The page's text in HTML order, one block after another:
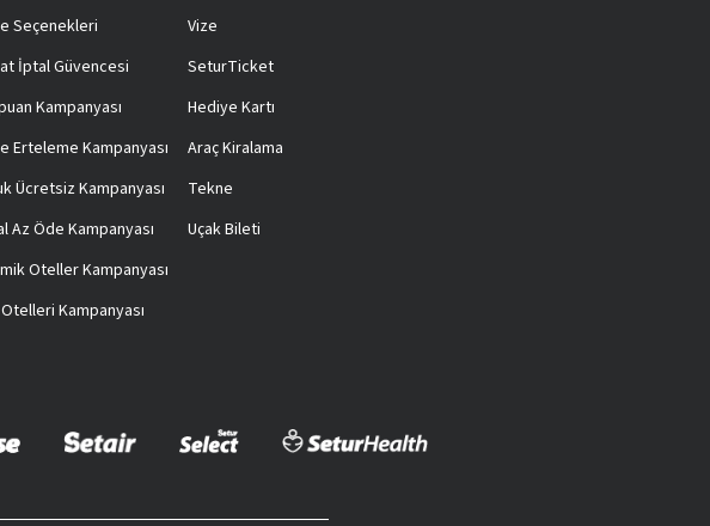
Seçenekleri
İptal Güvencesi
Kampanyası
Erteleme Kampanyası
Ücretsiz Kampanyası
Az Öde Kampanyası
Oteller Kampanyası
Otelleri Kampanyası
Vize
SeturTicket
Hediye Kartı
Araç Kiralama
Tekne
Uçak Bileti